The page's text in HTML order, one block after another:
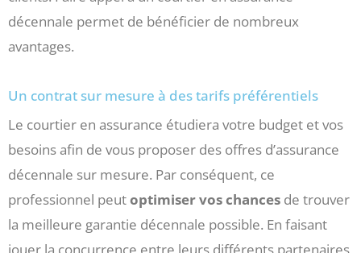
décennale permet de bénéficier de nombreux
avantages.
Un contrat sur mesure à des tarifs préférentiels
Le courtier en assurance étudiera votre budget et vos
besoins afin de vous proposer des offres d’assurance
décennale sur mesure. Par conséquent, ce
professionnel peutoptimiser vos chances de trouver
la meilleure garantie décennale possible. En faisant